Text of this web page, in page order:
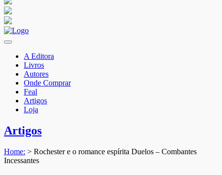
A Editora
Livros
Autores
Onde Comprar
Feal
Artigos
Loja
Artigos
Home: > Rochester e o romance espírita Duelos – Combantes
Incessantes